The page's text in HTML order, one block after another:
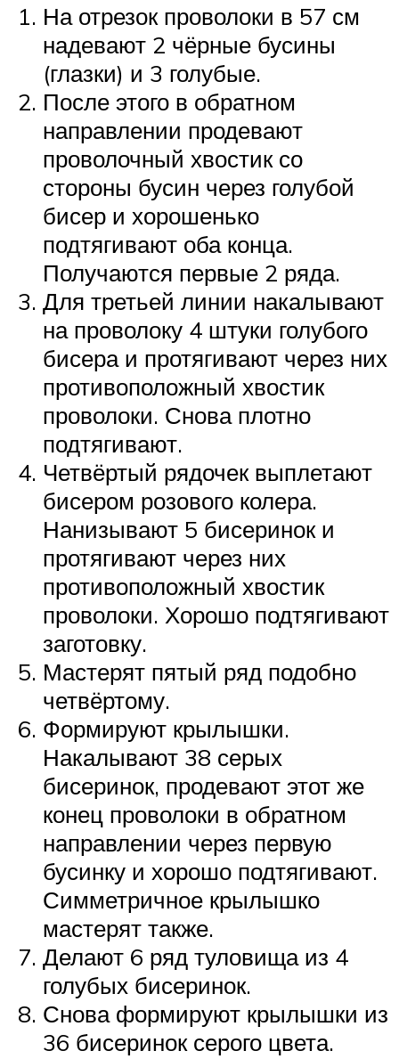
На отрезок проволоки в 57 см
надевают 2 чёрные бусины
(глазки) и 3 голубые.
После этого в обратном
направлении продевают
проволочный хвостик со
стороны бусин через голубой
бисер и хорошенько
подтягивают оба конца.
Получаются первые 2 ряда.
Для третьей линии накалывают
на проволоку 4 штуки голубого
бисера и протягивают через них
противоположный хвостик
проволоки. Снова плотно
подтягивают.
Четвёртый рядочек выплетают
бисером розового колера.
Нанизывают 5 бисеринок и
протягивают через них
противоположный хвостик
проволоки. Хорошо подтягивают
заготовку.
Мастерят пятый ряд подобно
четвёртому.
Формируют крылышки.
Накалывают 38 серых
бисеринок, продевают этот же
конец проволоки в обратном
направлении через первую
бусинку и хорошо подтягивают.
Симметричное крылышко
мастерят также.
Делают 6 ряд туловища из 4
голубых бисеринок.
Снова формируют крылышки из
36 бисеринок серого цвета.